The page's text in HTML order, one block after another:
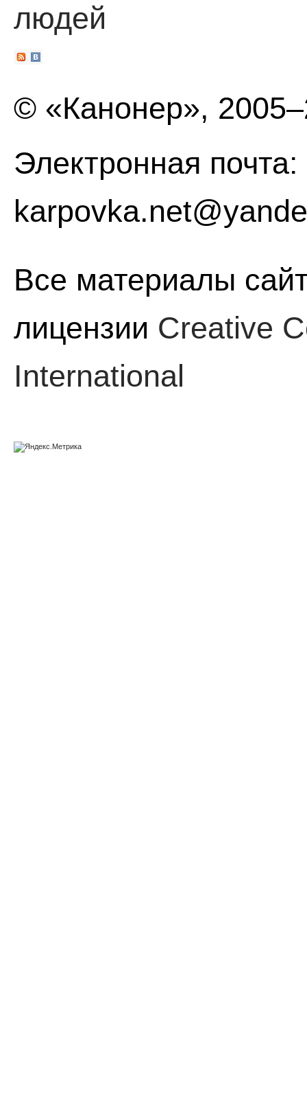
людей
© «Канонер»,
Электронная почта:
Все материалы
лицензии Creative
International